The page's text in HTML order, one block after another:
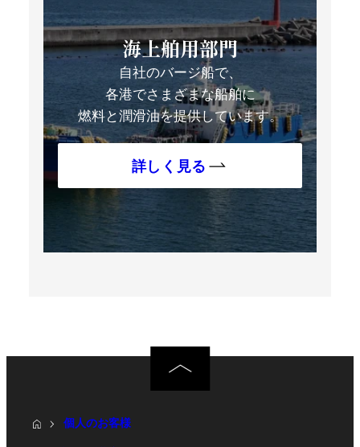
海上舶用部門
自社のバージ船で、
各港でさまざまな船舶に
燃料と潤滑油を提供しています。
詳しく見る
個人のお客様